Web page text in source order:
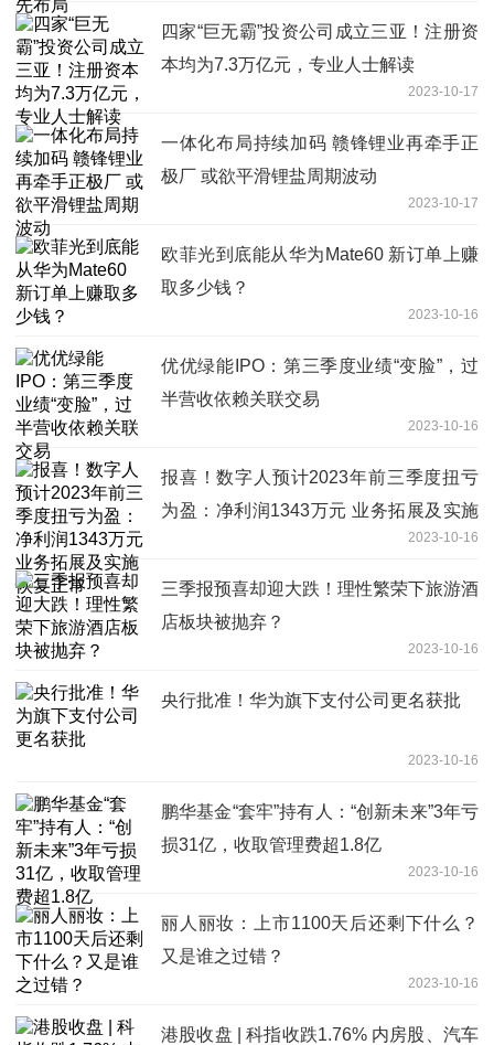
四家“巨无霸”投资公司成立三亚！注册资
本均为7.3万亿元，专业人士解读
2023-10-17
一体化布局持续加码 赣锋锂业再牵手正
极厂 或欲平滑锂盐周期波动
2023-10-17
欧菲光到底能从华为Mate60 新订单上赚
取多少钱？
2023-10-16
优优绿能IPO：第三季度业绩“变脸”，过
半营收依赖关联交易
2023-10-16
报喜！数字人预计2023年前三季度扭亏
为盈：净利润1343万元 业务拓展及实施
2023-10-16
三季报预喜却迎大跌！理性繁荣下旅游酒
店板块被抛弃？
2023-10-16
央行批准！华为旗下支付公司更名获批
2023-10-16
鹏华基金“套牢”持有人：“创新未来”3年亏
损31亿，收取管理费超1.8亿
2023-10-16
丽人丽妆：上市1100天后还剩下什么？
又是谁之过错？
2023-10-16
港股收盘 | 科指收跌1.76% 内房股、汽车